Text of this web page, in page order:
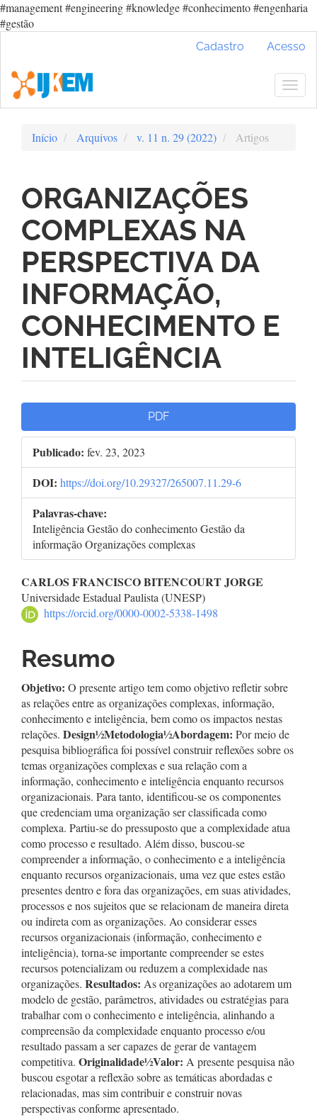
#management #engineering #knowledge #conhecimento #engenharia
#gestão
Conteúdo
principal
Barra
Cadastro Acesso
Início Arquivos v. 11 n. 29 (2022) Artigos
ORGANIZAÇÕES
COMPLEXAS NA
PERSPECTIVA DA
INFORMAÇÃO,
CONHECIMENTO E
INTELIGÊNCIA
lateral
de
artigos
PDF
Publicado: fev. 23, 2023
DOI: https://doi.org/10.29327/265007.11.29-6
Palavras-chave:
Inteligência Gestão do conhecimento Gestão da
informação Organizações complexas
Conteúdo
do
principal
CARLOS FRANCISCO BITENCOURT JORGE
Universidade Estadual Paulista (UNESP)
https://orcid.org/0000-0002-5338-1498
Resumo
Objetivo: O presente artigo tem como objetivo refletir sobre
as relações entre as organizações complexas, informação,
conhecimento e inteligência, bem como os impactos nestas
relações. Design½Metodologia½Abordagem: Por meio de
pesquisa bibliográfica foi possível construir reflexões sobre os
temas organizações complexas e sua relação com a
informação, conhecimento e inteligência enquanto recursos
organizacionais. Para tanto, identificou-se os componentes
que credenciam uma organização ser classificada como
complexa. Partiu-se do pressuposto que a complexidade atua
como processo e resultado. Além disso, buscou-se
compreender a informação, o conhecimento e a inteligência
enquanto recursos organizacionais, uma vez que estes estão
presentes dentro e fora das organizações, em suas atividades,
processos e nos sujeitos que se relacionam de maneira direta
ou indireta com as organizações. Ao considerar esses
recursos organizacionais (informação, conhecimento e
inteligência), torna-se importante compreender se estes
recursos potencializam ou reduzem a complexidade nas
organizações. Resultados: As organizações ao adotarem um
modelo de gestão, parâmetros, atividades ou estratégias para
trabalhar com o conhecimento e inteligência, alinhando a
compreensão da complexidade enquanto processo e/ou
resultado passam a ser capazes de gerar de vantagem
competitiva. Originalidade½Valor: A presente pesquisa não
buscou esgotar a reflexão sobre as temáticas abordadas e
relacionadas, mas sim contribuir e construir novas
perspectivas conforme apresentado.